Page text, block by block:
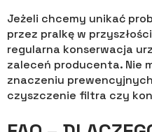
Jeżeli chcemy unikać
przez pralkę w
regularna konserwacja
zaleceń producenta. Nie
znaczeniu
czyszczenie filtra czy